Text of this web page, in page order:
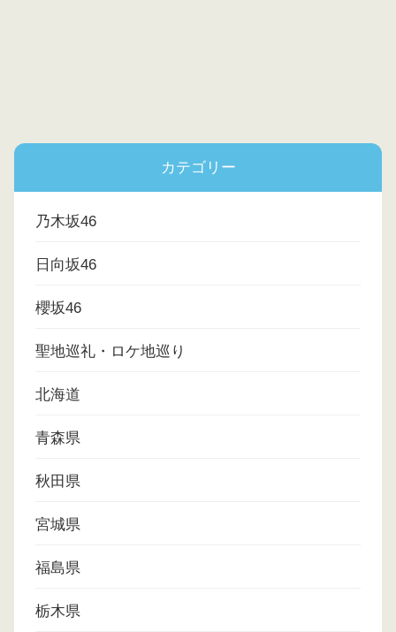
カテゴリー
乃木坂46
日向坂46
櫻坂46
聖地巡礼・ロケ地巡り
北海道
青森県
秋田県
宮城県
福島県
栃木県